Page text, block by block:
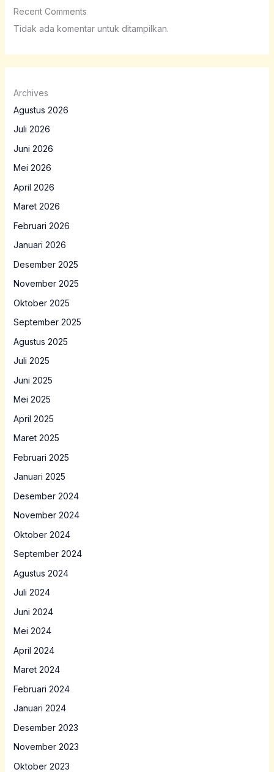
Recent Comments
Tidak ada komentar untuk ditampilkan.
Archives
Agustus 2026
Juli 2026
Juni 2026
Mei 2026
April 2026
Maret 2026
Februari 2026
Januari 2026
Desember 2025
November 2025
Oktober 2025
September 2025
Agustus 2025
Juli 2025
Juni 2025
Mei 2025
April 2025
Maret 2025
Februari 2025
Januari 2025
Desember 2024
November 2024
Oktober 2024
September 2024
Agustus 2024
Juli 2024
Juni 2024
Mei 2024
April 2024
Maret 2024
Februari 2024
Januari 2024
Desember 2023
November 2023
Oktober 2023